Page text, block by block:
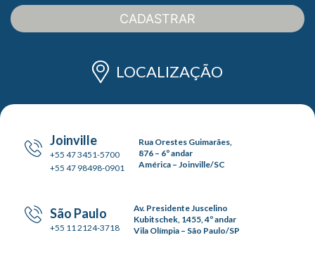
CADASTRAR
LOCALIZAÇÃO
Joinville
+55 47 3451-5700
+55 47 98498-0901
Rua Orestes Guimarães,
876 – 6º andar
América – Joinville/SC
São Paulo
+55 11 2124-3718
Av. Presidente Juscelino
Kubitschek, 1455, 4º andar
Vila Olímpia – São Paulo/SP